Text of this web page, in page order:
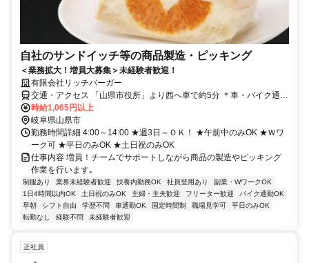
自社のサンドイッチ等の商品製造・ピッキング
＜業務拡大！増員大募集＞未経験者歓迎！
有限会社リッチバーガー
交通・アクセス 「山県市役所」より西へ車で約5分 ＊車・バイク通勤
可
時給1,065円以上
岐阜県山県市
勤務時間詳細 4:00～14:00 ★週3日～ＯＫ！ ★午前中のみOK ★Ｗワ
ーク可 ★平日のみOK ★土日祝のみOK
仕事内容 増員！チームでサポートしながら商品の製造やピッキング
作業を行います｡
制服あり 業界未経験者歓迎 扶養内勤務OK 社員登用あり
副業・WワークOK
1日4時間以内OK
土日祝のみOK 主婦・主夫歓迎 フリーター歓迎
バイク通勤OK
早朝
シフト自由 学歴不問 車通勤OK 固定時間制 職場見学可
平日のみOK
転勤なし
経験不問 未経験者歓迎
正社員